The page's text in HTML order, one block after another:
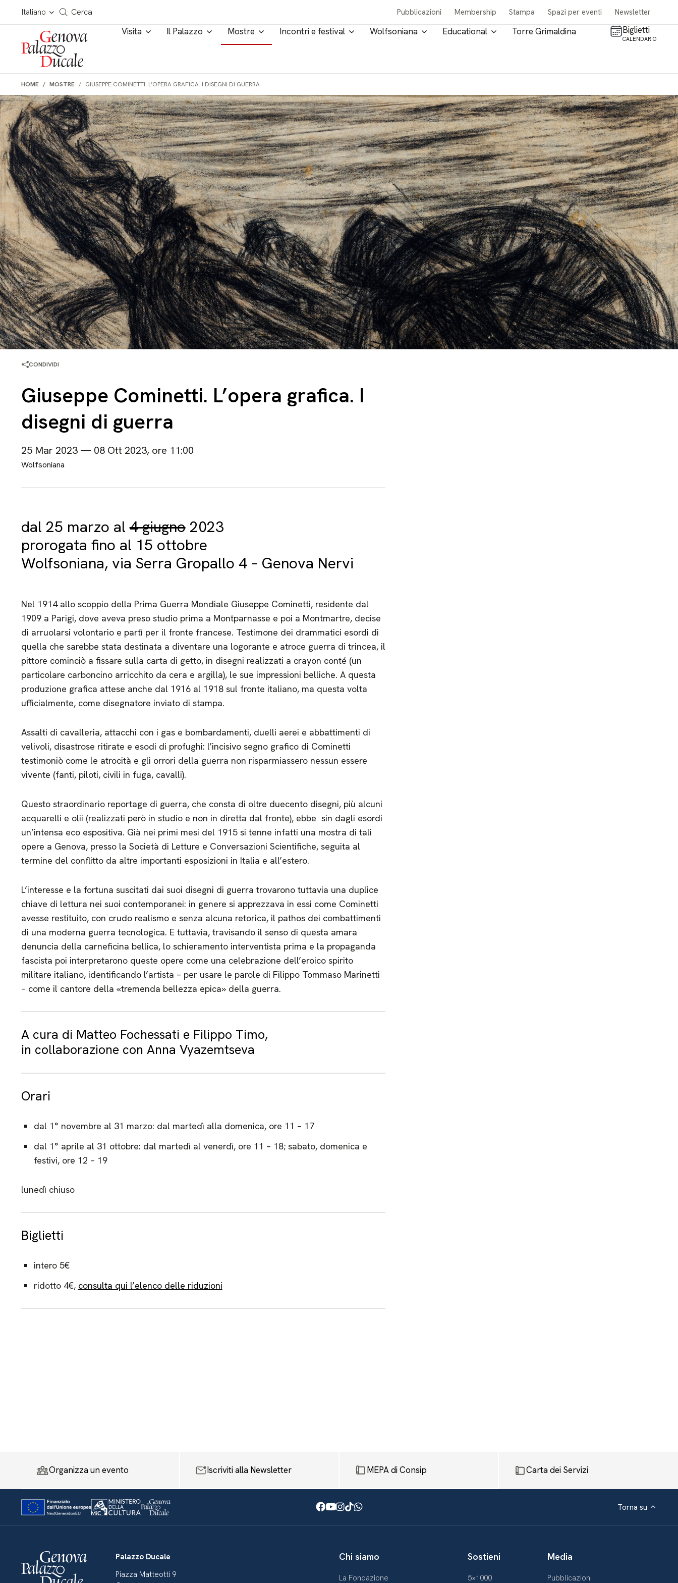
Salta al contenuto
Italiano
Cerca in tutto il sito
Cerca Pubblicazioni Membership Stampa Spazi per eventi Newsletter
Visita Il Palazzo Mostre Incontri e festival Wolfsoniana Educational Torre Grimaldina Biglietti
CALENDARIO
HOME MOSTRE GIUSEPPE COMINETTI. L’OPERA GRAFICA. I DISEGNI DI GUERRA
CONDIVIDI
Giuseppe Cominetti. L’opera grafica. I
disegni di guerra
25 Mar 2023 — 08 Ott 2023, ore 11:00
Wolfsoniana
dal 25 marzo al4 giugno2023
prorogata fino al 15 ottobre
Wolfsoniana, via Serra Gropallo 4 – Genova Nervi
Nel 1914 allo scoppio della Prima Guerra Mondiale Giuseppe Cominetti, residente dal
1909 a Parigi, dove aveva preso studio prima a Montparnasse e poi a Montmartre, decise
di arruolarsi volontario e partì per il fronte francese. Testimone dei drammatici esordi di
quella che sarebbe stata destinata a diventare una logorante e atroce guerra di trincea, il
pittore cominciò a fissare sulla carta di getto, in disegni realizzati a crayon conté (un
particolare carboncino arricchito da cera e argilla), le sue impressioni belliche. A questa
produzione grafica attese anche dal 1916 al 1918 sul fronte italiano, ma questa volta
ufficialmente, come disegnatore inviato di stampa.
Assalti di cavalleria, attacchi con i gas e bombardamenti, duelli aerei e abbattimenti di
velivoli, disastrose ritirate e esodi di profughi: l’incisivo segno grafico di Cominetti
testimoniò come le atrocità e gli orrori della guerra non risparmiassero nessun essere
vivente (fanti, piloti, civili in fuga, cavalli).
Questo straordinario reportage di guerra, che consta di oltre duecento disegni, più alcuni
acquarelli e olii (realizzati però in studio e non in diretta dal fronte), ebbe sin dagli esordi
un’intensa eco espositiva. Già nei primi mesi del 1915 si tenne infatti una mostra di tali
opere a Genova, presso la Società di Letture e Conversazioni Scientifiche, seguita al
termine del conflitto da altre importanti esposizioni in Italia e all’estero.
L’interesse e la fortuna suscitati dai suoi disegni di guerra trovarono tuttavia una duplice
chiave di lettura nei suoi contemporanei: in genere si apprezzava in essi come Cominetti
avesse restituito, con crudo realismo e senza alcuna retorica, il pathos dei combattimenti
di una moderna guerra tecnologica. E tuttavia, travisando il senso di questa amara
denuncia della carneficina bellica, lo schieramento interventista prima e la propaganda
fascista poi interpretarono queste opere come una celebrazione dell’eroico spirito
militare italiano, identificando l’artista – per usare le parole di Filippo Tommaso Marinetti
– come il cantore della «tremenda bellezza epica» della guerra.
A cura di Matteo Fochessati e Filippo Timo,
in collaborazione con Anna Vyazemtseva
Orari
dal 1° novembre al 31 marzo: dal martedì alla domenica, ore 11 – 17
dal 1° aprile al 31 ottobre: dal martedì al venerdì, ore 11 – 18; sabato, domenica e
festivi, ore 12 – 19
lunedì chiuso
Biglietti
intero 5€
ridotto 4€, consulta qui l’elenco delle riduzioni
Organizza un evento Iscriviti alla Newsletter MEPA di Consip Carta dei Servizi
Facebook
Youtube
Instagram
TikTok
WhatsApp Torna su
Palazzo Ducale
Piazza Matteotti 9
Chi siamo
La Fondazione
Sostieni
5×1000
Media
Pubblicazioni